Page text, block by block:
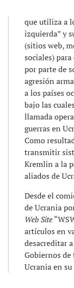
que utiliza a
izquierda” y
(sitios web,
sociales)
por parte de
agresión
a los países
bajo las
llamada
guerras en
Como
transmitir
Kremlin a la
aliados de
Desde el
de Ucrania
Web Site
artículos en
desacreditar
Gobiernos
Ucrania en